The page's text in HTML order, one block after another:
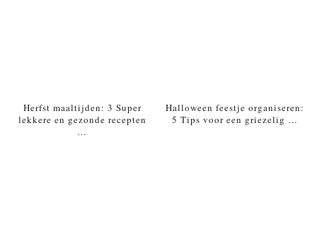
Herfst maaltijden: 3 Super
lekkere en gezonde recepten
…
Halloween feestje organiseren:
5 Tips voor een griezelig …